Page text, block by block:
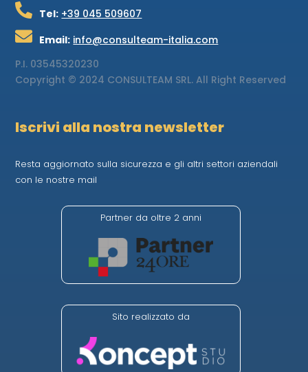
Tel: +39 045 509607

Email: info@consulteam-italia.com

P.I. 03545320230
Copyright © 2024 CONSULTEAM SRL. All Right Reserved
Iscrivi alla nostra newsletter
Resta aggiornato sulla sicurezza e gli altri settori aziendali
con le nostre mail
Partner da oltre 2 anni
Sito realizzato da